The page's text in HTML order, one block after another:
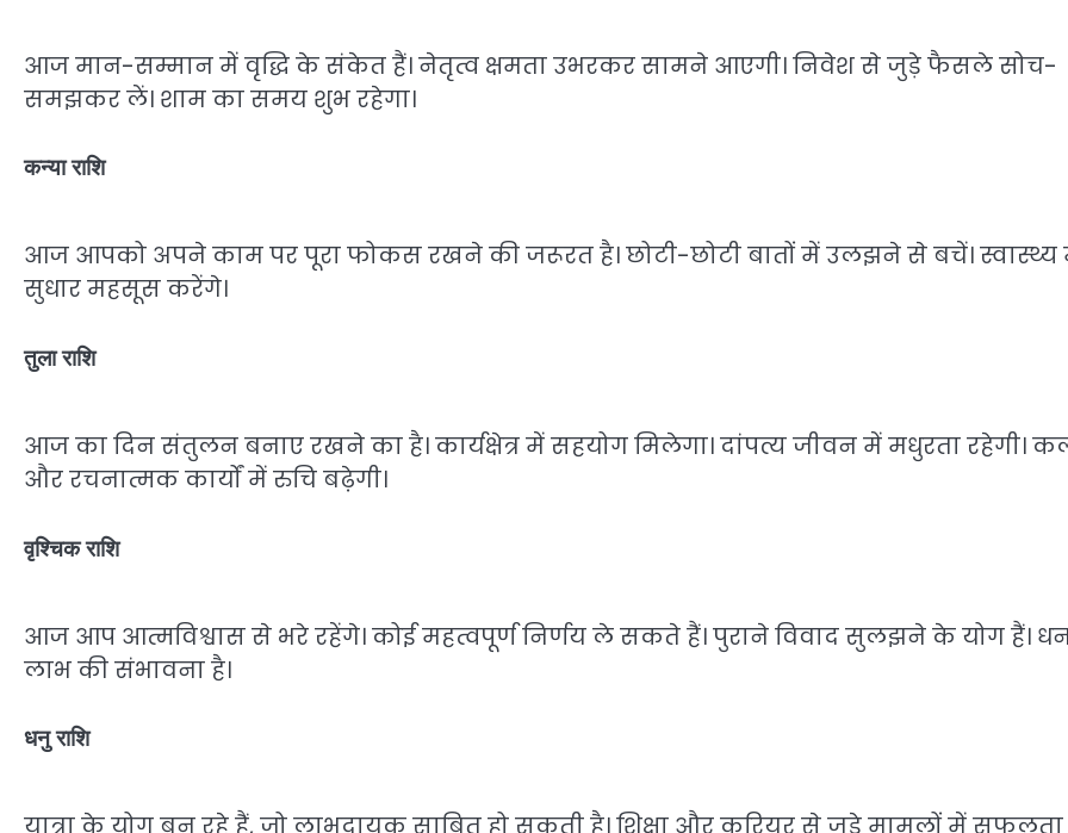
आज मान-सम्मान में वृद्धि के संकेत हैं। नेतृत्व क्षमता उभरकर सामने आएगी। निवेश से जुड़े फैसले सोच-
समझकर लें। शाम का समय शुभ रहेगा।
कन्या राशि
आज आपको अपने काम पर पूरा फोकस रखने की जरूरत है। छोटी-छोटी बातों में उलझने से बचें। स्वास्थ्य
सुधार महसूस करेंगे।
तुला राशि
आज का दिन संतुलन बनाए रखने का है। कार्यक्षेत्र में सहयोग मिलेगा। दांपत्य जीवन में मधुरता रहेगी।
और रचनात्मक कार्यों में रुचि बढ़ेगी।
वृश्चिक राशि
आज आप आत्मविश्वास से भरे रहेंगे। कोई महत्वपूर्ण निर्णय ले सकते हैं। पुराने विवाद सुलझने के योग हैं।
लाभ की संभावना है।
धनु राशि